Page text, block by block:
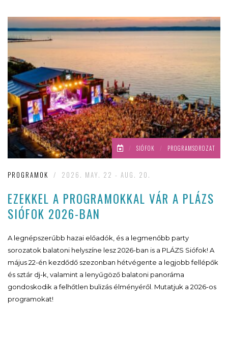
/ SIÓFOK / PROGRAMSOROZAT
PROGRAMOK / 2026. MAY. 22 - AUG. 20.
EZEKKEL A PROGRAMOKKAL VÁR A PLÁZS
SIÓFOK 2026-BAN
A legnépszerűbb hazai előadók, és a legmenőbb party
sorozatok balatoni helyszíne lesz 2026-ban is a PLÁZS Siófok! A
május 22-én kezdődő szezonban hétvégente a legjobb fellépők
és sztár dj-k, valamint a lenyűgöző balatoni panoráma
gondoskodik a felhőtlen bulizás élményéről. Mutatjuk a 2026-os
programokat!